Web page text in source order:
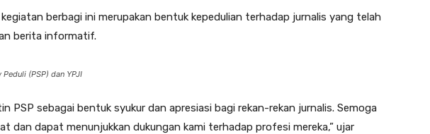
berbagi ini merupakan bentuk kepedulian terhadap jurnalis yang telah
berita informatif.
(PSP) dan YPJI
PSP sebagai bentuk syukur dan apresiasi bagi rekan-rekan jurnalis. Semoga
dan dapat menunjukkan dukungan kami terhadap profesi mereka,” ujar